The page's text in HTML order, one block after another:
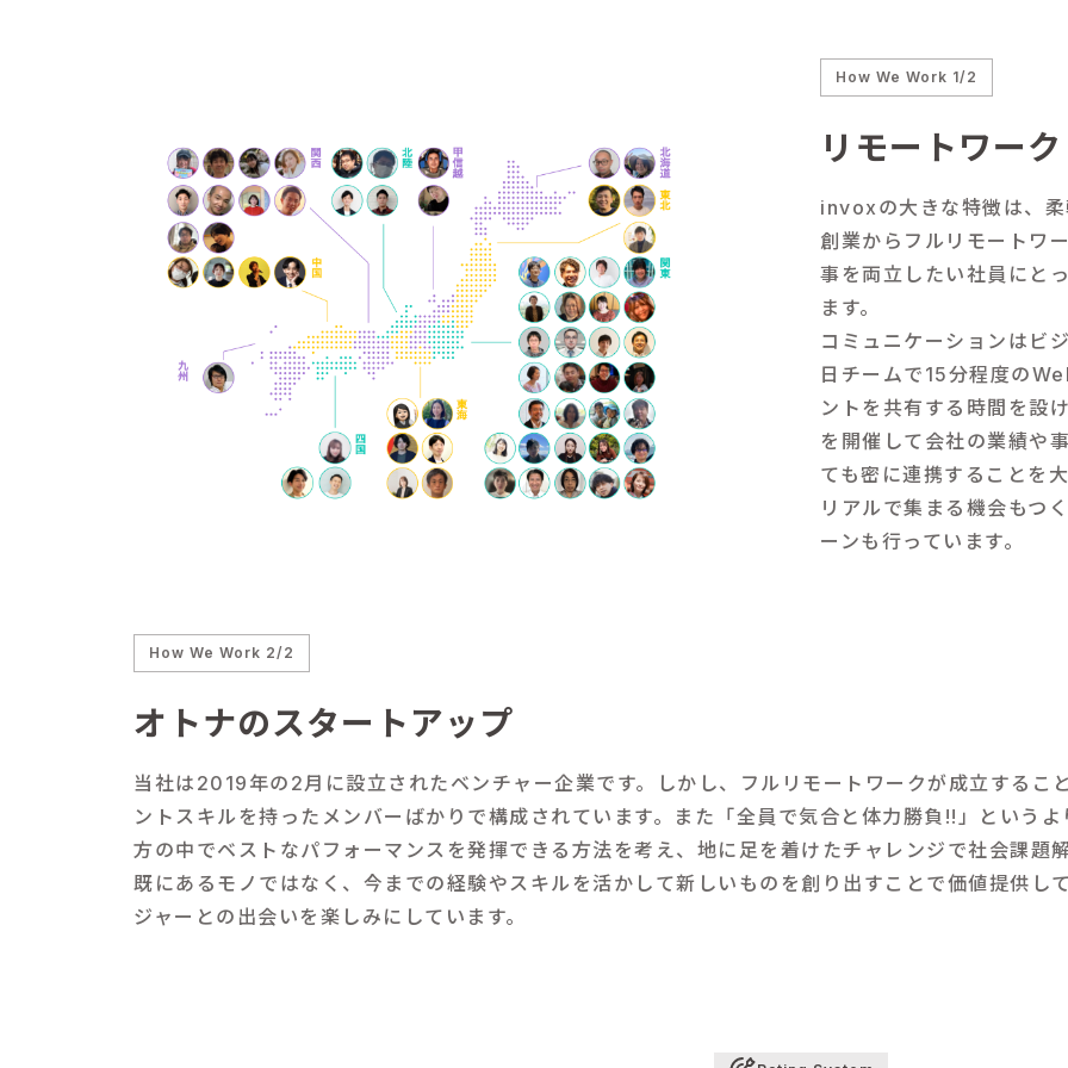
How We Work 1/2
リモートワーク
invoxの大きな特徴は、
創業からフルリモートワ
事を両立したい社員にと
ます。
コミュニケーションはビ
日チームで15分程度の
ントを共有する時間を設
を開催して会社の業績や
ても密に連携することを
リアルで集まる機会もつ
ーンも行っています。
How We Work 2/2
オトナのスタートアップ
当社は2019年の2月に設立されたベンチャー企業です。しかし、フルリモートワークが成立するこ
ントスキルを持ったメンバーばかりで構成されています。また「全員で気合と体力勝負!!」という
方の中でベストなパフォーマンスを発揮できる方法を考え、地に足を着けたチャレンジで社会課題
既にあるモノではなく、今までの経験やスキルを活かして新しいものを創り出すことで価値提供し
ジャーとの出会いを楽しみにしています。